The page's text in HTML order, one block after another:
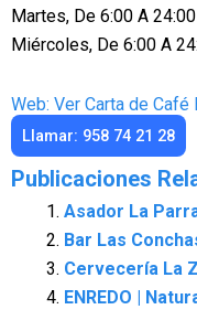
Martes, De 6:00 A 24:00
Miércoles, De 6:00 A
Web: Ver Carta de Café
Llamar: 958 74 21 28
Publicaciones
Asador La
Bar Las
Cervecería La
ENREDO |